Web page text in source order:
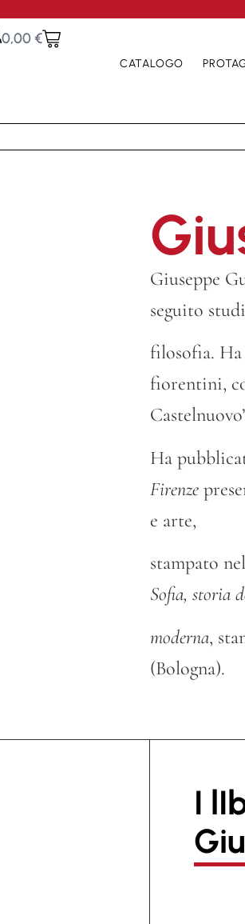
0,00€
CATALOGO
Giuseppe
seguito
filosofia.
fiorentini,
Ha
Firenze
e arte,
stampato
Sofia, storia
moderna,
(Bologna).
I